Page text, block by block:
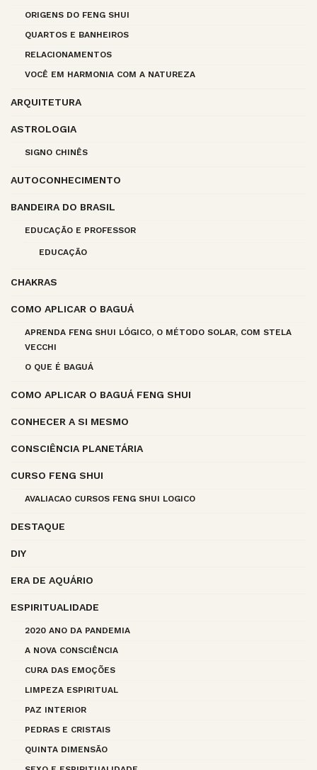
ORIGENS DO FENG SHUI
QUARTOS E BANHEIROS
RELACIONAMENTOS
VOCÊ EM HARMONIA COM A NATUREZA
ARQUITETURA
ASTROLOGIA
SIGNO CHINÊS
AUTOCONHECIMENTO
BANDEIRA DO BRASIL
EDUCAÇÃO E PROFESSOR
EDUCAÇÃO
CHAKRAS
COMO APLICAR O BAGUÁ
APRENDA FENG SHUI LÓGICO, O MÉTODO SOLAR, COM STELA
VECCHI
O QUE É BAGUÁ
COMO APLICAR O BAGUÁ FENG SHUI
CONHECER A SI MESMO
CONSCIÊNCIA PLANETÁRIA
CURSO FENG SHUI
AVALIACAO CURSOS FENG SHUI LOGICO
DESTAQUE
DIY
ERA DE AQUÁRIO
ESPIRITUALIDADE
2020 ANO DA PANDEMIA
A NOVA CONSCIÊNCIA
CURA DAS EMOÇÕES
LIMPEZA ESPIRITUAL
PAZ INTERIOR
PEDRAS E CRISTAIS
QUINTA DIMENSÃO